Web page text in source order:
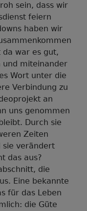
sein, dass wir
feiern
haben wir
da war es gut,
und miteinander
Wort unter die
Verbindung zu
an
uns genommen
Durch sie
Zeiten
sie verändert
das aus?
die
Eine bekannte
für das Leben
die Güte